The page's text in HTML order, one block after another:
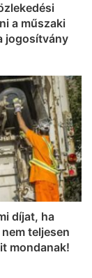
a műszaki
jogosítvány
díjat, ha
teljesen
mondanak!